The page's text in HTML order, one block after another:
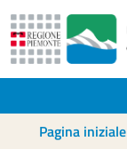
Pagina iniziale